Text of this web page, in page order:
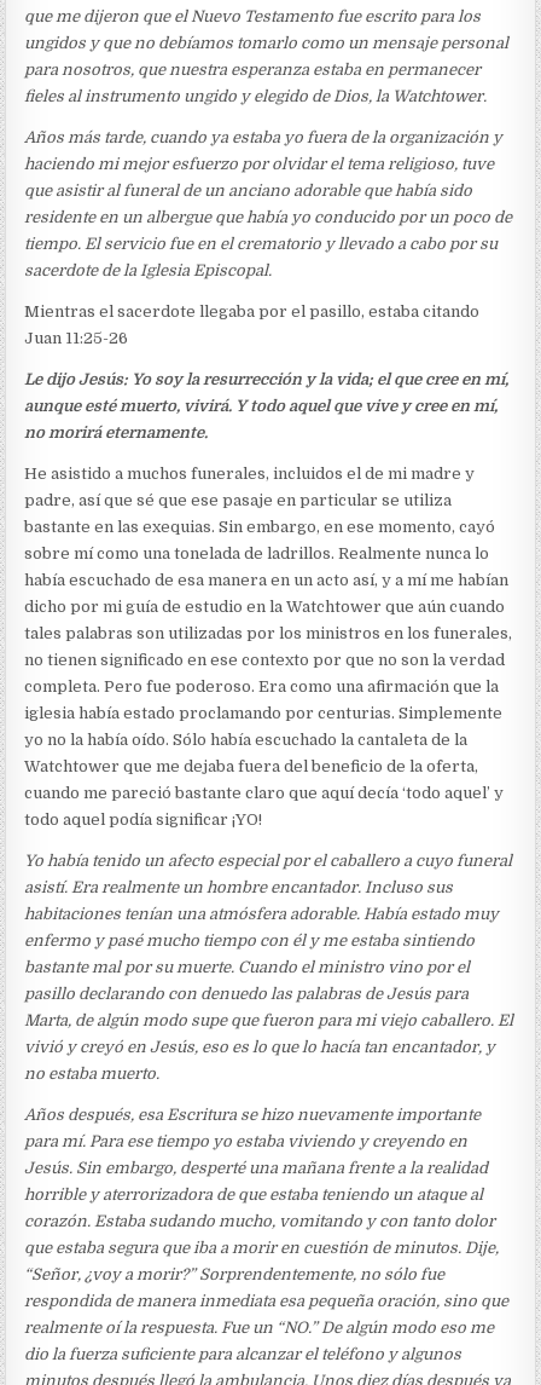
que me dijeron que el Nuevo Testamento fue escrito para los
ungidos y que no debíamos tomarlo como un mensaje personal
para nosotros, que nuestra esperanza estaba en permanecer
fieles al instrumento ungido y elegido de Dios, la Watchtower.
Años más tarde, cuando ya estaba yo fuera de la organización y
haciendo mi mejor esfuerzo por olvidar el tema religioso, tuve
que asistir al funeral de un anciano adorable que había sido
residente en un albergue que había yo conducido por un poco de
tiempo. El servicio fue en el crematorio y llevado a cabo por su
sacerdote de la Iglesia Episcopal.
Mientras el sacerdote llegaba por el pasillo, estaba citando
Juan 11:25-26
Le dijo Jesús: Yo soy la resurrección y la vida; el que cree en mí,
aunque esté muerto, vivirá. Y todo aquel que vive y cree en mí,
no morirá eternamente.
He asistido a muchos funerales, incluidos el de mi madre y
padre, así que sé que ese pasaje en particular se utiliza
bastante en las exequias. Sin embargo, en ese momento, cayó
sobre mí como una tonelada de ladrillos. Realmente nunca lo
había escuchado de esa manera en un acto así, y a mí me habían
dicho por mi guía de estudio en la Watchtower que aún cuando
tales palabras son utilizadas por los ministros en los funerales,
no tienen significado en ese contexto por que no son la verdad
completa. Pero fue poderoso. Era como una afirmación que la
iglesia había estado proclamando por centurias. Simplemente
yo no la había oído. Sólo había escuchado la cantaleta de la
Watchtower que me dejaba fuera del beneficio de la oferta,
cuando me pareció bastante claro que aquí decía ‘todo aquel’ y
todo aquel podía significar ¡YO!
Yo había tenido un afecto especial por el caballero a cuyo funeral
asistí. Era realmente un hombre encantador. Incluso sus
habitaciones tenían una atmósfera adorable. Había estado muy
enfermo y pasé mucho tiempo con él y me estaba sintiendo
bastante mal por su muerte. Cuando el ministro vino por el
pasillo declarando con denuedo las palabras de Jesús para
Marta, de algún modo supe que fueron para mi viejo caballero. El
vivió y creyó en Jesús, eso es lo que lo hacía tan encantador, y
no estaba muerto.
Años después, esa Escritura se hizo nuevamente importante
para mí. Para ese tiempo yo estaba viviendo y creyendo en
Jesús. Sin embargo, desperté una mañana frente a la realidad
horrible y aterrorizadora de que estaba teniendo un ataque al
corazón. Estaba sudando mucho, vomitando y con tanto dolor
que estaba segura que iba a morir en cuestión de minutos. Dije,
“Señor, ¿voy a morir?” Sorprendentemente, no sólo fue
respondida de manera inmediata esa pequeña oración, sino que
realmente oí la respuesta. Fue un “NO.” De algún modo eso me
dio la fuerza suficiente para alcanzar el teléfono y algunos
minutos después llegó la ambulancia. Unos diez días después ya